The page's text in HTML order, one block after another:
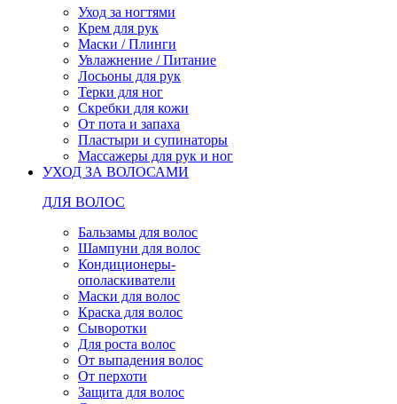
Уход за ногтями
Крем для рук
Маски / Плинги
Увлажнение / Питание
Лосьоны для рук
Терки для ног
Скребки для кожи
От пота и запаха
Пластыри и супинаторы
Массажеры для рук и ног
УХОД ЗА ВОЛОСАМИ
ДЛЯ ВОЛОС
Бальзамы для волос
Шампуни для волос
Кондиционеры-
ополаскиватели
Маски для волос
Краска для волос
Сыворотки
Для роста волос
От выпадения волос
От перхоти
Защита для волос